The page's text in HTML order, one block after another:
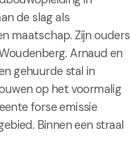
de slag als
maatschap. Zijn ouders
Arnaud en
gehuurde stal in
op het voormalig
forse emissie
Binnen een straal